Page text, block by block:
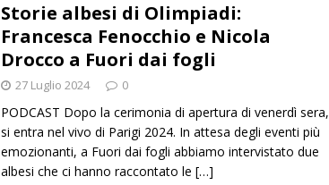
Storie albesi di Olimpiadi:
Francesca Fenocchio e Nicola
Drocco a Fuori dai fogli
27 Luglio 2024 0
PODCAST Dopo la cerimonia di apertura di venerdì sera,
si entra nel vivo di Parigi 2024. In attesa degli eventi più
emozionanti, a Fuori dai fogli abbiamo intervistato due
albesi che ci hanno raccontato le […]